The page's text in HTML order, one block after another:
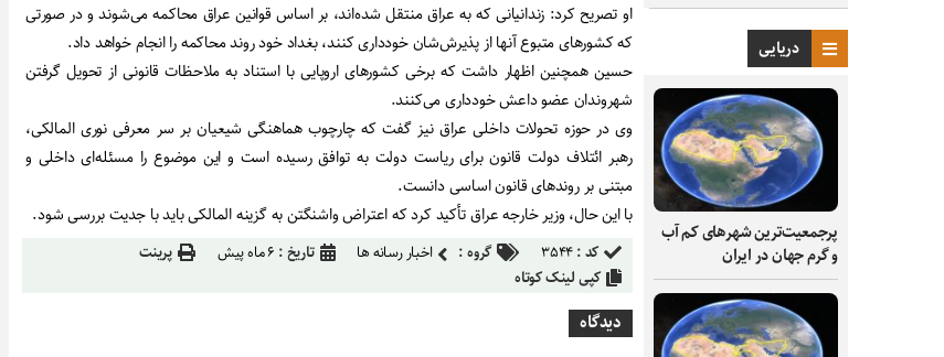
دریایی
پرجمعیت‌ترین شهرهای کم آب
و گرم جهان در ایران
او تصریح کرد: زندانیانی که به عراق منتقل شده‌اند، بر اساس قوانین عراق محاکمه می‌شوند و در صورتی
که کشورهای متبوع آنها از پذیرش‌شان خودداری کنند، بغداد خود روند محاکمه را انجام خواهد داد.
حسین همچنین اظهار داشت که برخی کشورهای اروپایی با استناد به ملاحظات قانونی از تحویل گرفتن
شهروندان عضو داعش خودداری می‌کنند.
وی در حوزه تحولات داخلی عراق نیز گفت که چارچوب هماهنگی شیعیان بر سر معرفی نوری المالکی،
رهبر ائتلاف دولت قانون برای ریاست دولت به توافق رسیده است و این موضوع را مسئله‌ای داخلی و
مبتنی بر روندهای قانون اساسی دانست.
با این حال، وزیر خارجه عراق تأکید کرد که اعتراض واشنگتن به گزینه المالکی باید با جدیت بررسی شود.
کد :۳۵۴۴ گروه : اخبار رسانه ها تاریخ : ۶ ماه پیش
پرینت
کپی لینک کوتاه
دیدگاه